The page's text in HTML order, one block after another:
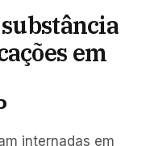
em
internadas em